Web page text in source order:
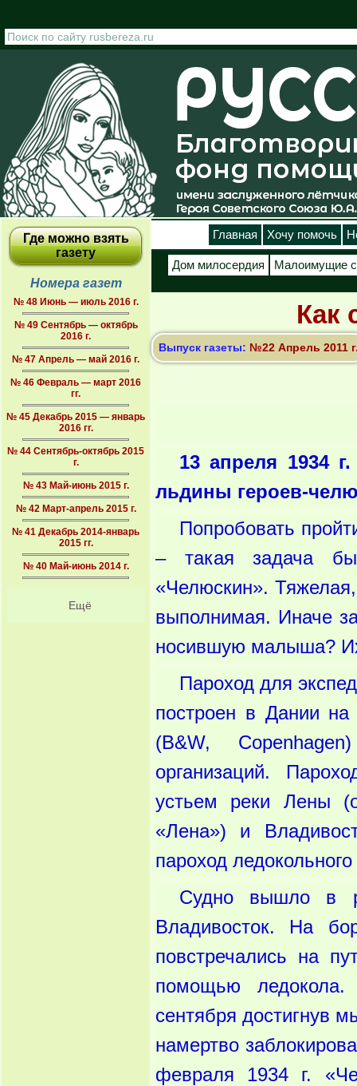
Где можно взять
газету
Номера газет
№ 48 Июнь — июль 2016 г.
№ 49 Сентябрь — октябрь
2016 г.
№ 47 Апрель — май 2016 г.
№ 46 Февраль — март 2016
гг.
№ 45 Декабрь 2015 — январь
2016 гг.
№ 44 Сентябрь-октябрь 2015
г.
№ 43 Май-июнь 2015 г.
№ 42 Март-апрель 2015 г.
№ 41 Декабрь 2014-январь
2015 гг.
№ 40 Май-июнь 2014 г.
Ещё
Главная Хочу помочь
Дом милосердия Малоимущие
Как
Выпуск газеты: №22 Апрель 2011
13 апреля 1934
льдины героев-
Попробовать
– такая задача
«Челюскин».
выполнимая. Иначе
носившую малыша?
Пароход для
построен в Дании
(B&W,
организаций.
устьем реки Лены
«Лена») и
пароход
Судно вышло в
Владивосток. На
повстречались на
помощью
сентября достигнув
намертво
февраля 1934 г.